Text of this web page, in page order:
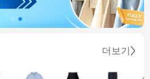
더보기